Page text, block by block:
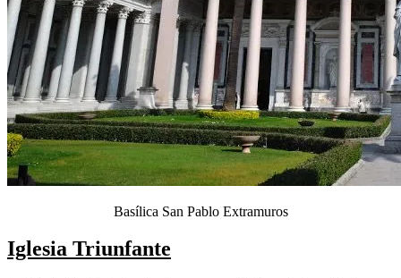
Basílica San Pablo Extramuros
Iglesia Triunfante